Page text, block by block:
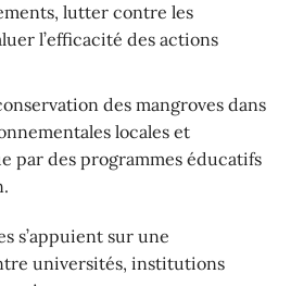
lutter contre les
l’efficacité des actions
des mangroves dans
locales et
par des programmes éducatifs
s’appuient sur une
universités, institutions